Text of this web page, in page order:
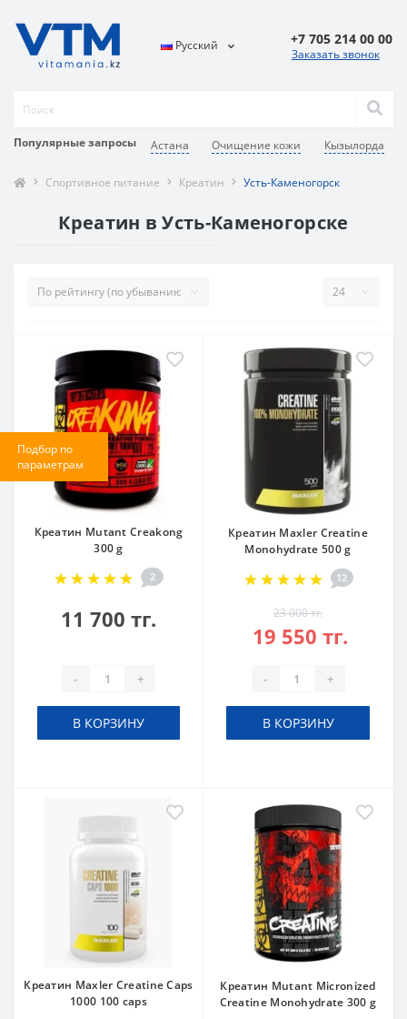
Подбор по
параметрам
Популярные запросы Астана Очищение кожи Кызылорда
Русский +7 705 214 00 00
Заказать звонок
Спортивное питание Креатин Усть-Каменогорск
Креатин в Усть-Каменогорске
Креатин Mutant Creakong
300 g
2
11 700 тг.
- +
В КОРЗИНУ
Креатин Maxler Creatine
Monohydrate 500 g
12
23 000 тг.
19 550 тг.
- +
В КОРЗИНУ
Креатин Maxler Creatine Caps
1000 100 caps
Креатин Mutant Micronized
Creatine Monohydrate 300 g